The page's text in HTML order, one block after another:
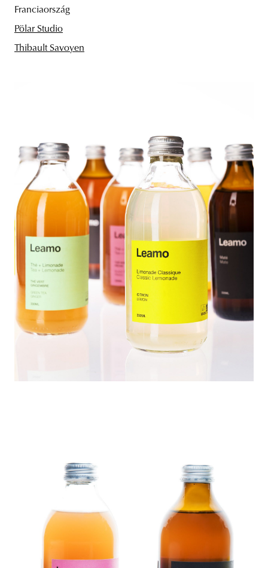
Franciaország
Pölar Studio
Thibault Savoyen